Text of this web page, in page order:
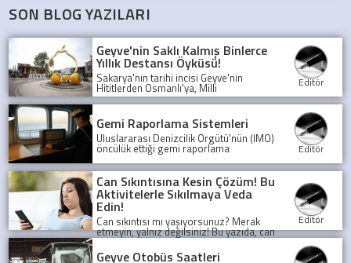
SON BLOG YAZILARI
Geyve'nin Saklı Kalmış Binlerce
Yıllık Destansı Öyküsü!
Sakarya'nın tarihi incisi Geyve'nin
Hititlerden Osmanlı'ya, Milli
Mücadele'den günümüze uzanan
şaşırtıcı öyküsünü keşfedin. Bu binlerce
yıllık medeniyet mozaiği sizi bekliyor!
Editör
Gemi Raporlama Sistemleri
Uluslararası Denizcilik Örgütü'nün (IMO)
öncülük ettiği gemi raporlama
sistemleri, denizlerde güvenliği ve
şeffaflığı artırarak, olası kazaları önlüyor
ve deniz trafiğini düzenliyor.
Editör
Can Sıkıntısına Kesin Çözüm! Bu
Aktivitelerle Sıkılmaya Veda
Edin!
Can sıkıntısı mı yaşıyorsunuz? Merak
etmeyin, yalnız değilsiniz! Bu yazıda, can
sıkıntısını yenmek için birbirinden
eğlenceli ve yaratıcı aktiviteleri
Editör
Geyve Otobüs Saatleri